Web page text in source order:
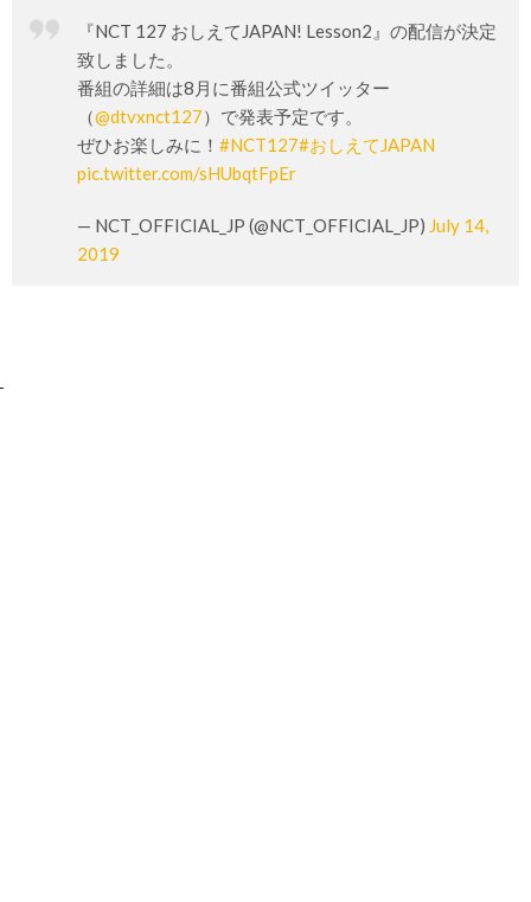
『NCT 127 おしえてJAPAN! Lesson2』の配信が決定
致しました。
番組の詳細は8月に番組公式ツイッター
（@dtvxnct127）で発表予定です。
ぜひお楽しみに！ #NCT127#おしえてJAPAN
pic.twitter.com/sHUbqtFpEr
— NCT_OFFICIAL_JP (@NCT_OFFICIAL_JP) July 14,
2019